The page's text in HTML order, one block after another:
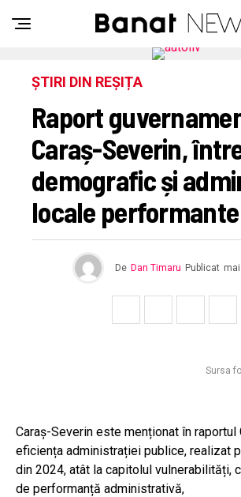
ȘTIRI DIN REȘIȚA
Raport
Caraș-Severin,
demografic și
locale performante
De Dan Timaru Publicat
Sursa
Caraș-Severin este menționat în raportul
eficiența administrației publice, realizat
din 2024, atât la capitolul vulnerabilități,
de performanță administrativă,